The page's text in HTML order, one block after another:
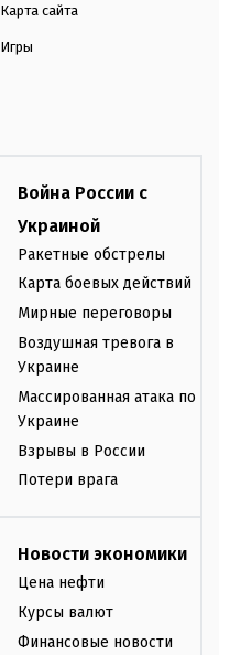
Карта сайта
Игры
Война России с
Украиной
Ракетные обстрелы
Карта боевых действий
Мирные переговоры
Воздушная тревога в
Украине
Массированная атака по
Украине
Взрывы в России
Потери врага
Новости экономики
Цена нефти
Курсы валют
Финансовые новости